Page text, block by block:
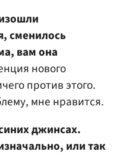
сменилось
вам она
нового
против этого.
мне нравится.
джинсах.
или так